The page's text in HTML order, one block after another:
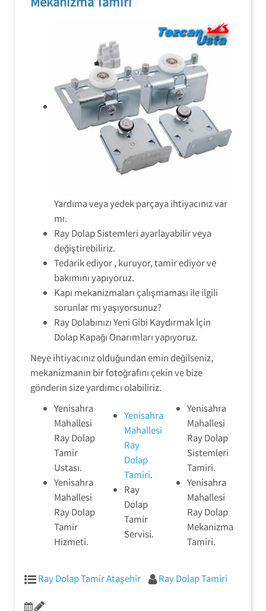
Yardıma veya yedek parçaya ihtiyacınız var
mı.
Ray Dolap Sistemleri ayarlayabilir veya
değiştirebiliriz.
Tedarik ediyor , kuruyor, tamir ediyor ve
bakımını yapıyoruz.
Kapı mekanizmaları çalışmaması ile ilgili
sorunlar mı yaşıyorsunuz?
Ray Dolabınızı Yeni Gibi Kaydırmak İçin
Dolap Kapağı Onarımları yapıyoruz.
Neye ihtiyacınız olduğundan emin değilseniz,
mekanizmanın bir fotoğrafını çekin ve bize
gönderin size yardımcı olabiliriz.
Yenisahra
Mahallesi
Ray Dolap
Tamir
Ustası.
Yenisahra
Mahallesi
Ray Dolap
Tamir
Hizmeti.
Yenisahra
Mahallesi
Ray
Dolap
Tamiri.
Ray
Dolap
Tamir
Servisi.
Yenisahra
Mahallesi
Ray Dolap
Sistemleri
Tamiri.
Yenisahra
Mahallesi
Ray Dolap
Mekanizma
Tamiri.
Ray Dolap Tamir Ataşehir Ray Dolap Tamiri